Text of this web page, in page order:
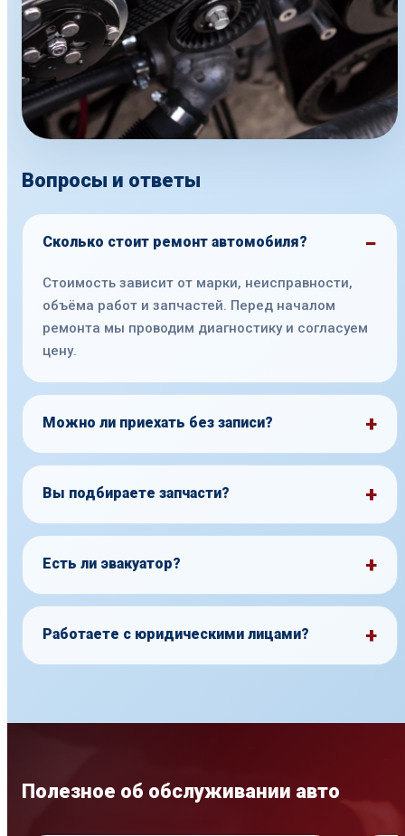
Вопросы и ответы
Сколько стоит ремонт автомобиля?
Стоимость зависит от марки, неисправности,
объёма работ и запчастей. Перед началом
ремонта мы проводим диагностику и согласуем
цену.
Можно ли приехать без записи?
Вы подбираете запчасти?
Есть ли эвакуатор?
Работаете с юридическими лицами?
Полезное об обслуживании авто